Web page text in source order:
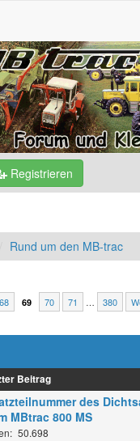
Registrieren
Rund um den MB-trac
68 69 70 71 … 380
Beitrag
des
MBtrac 800 MS
50.698